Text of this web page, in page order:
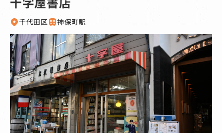
千代田区 神保町駅